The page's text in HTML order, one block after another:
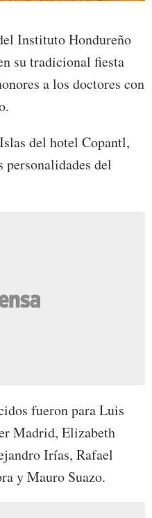
Instituto Hondureño
su tradicional fiesta
a los doctores con
del hotel Copantl,
personalidades del
fueron para Luis
Madrid, Elizabeth
Irías, Rafael
y Mauro Suazo.